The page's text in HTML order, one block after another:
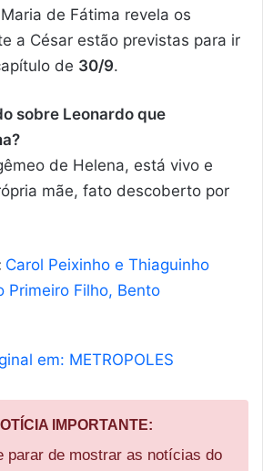
de Fátima revela os
a César estão previstas para ir
de 30/9.
sobre Leonardo que
de Helena, está vivo e
mãe, fato descoberto por
Carol Peixinho e Thiaguinho
Primeiro Filho, Bento
em: METROPOLES
IMPORTANTE:
parar de mostrar as notícias do